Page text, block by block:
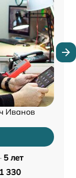
Иванов
5 лет
1 330